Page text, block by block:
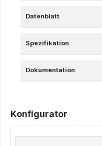
Datenblatt
Spezifikation
Dokumentation
Konfigurator